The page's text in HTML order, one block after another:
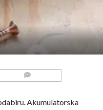
Akumulatorska